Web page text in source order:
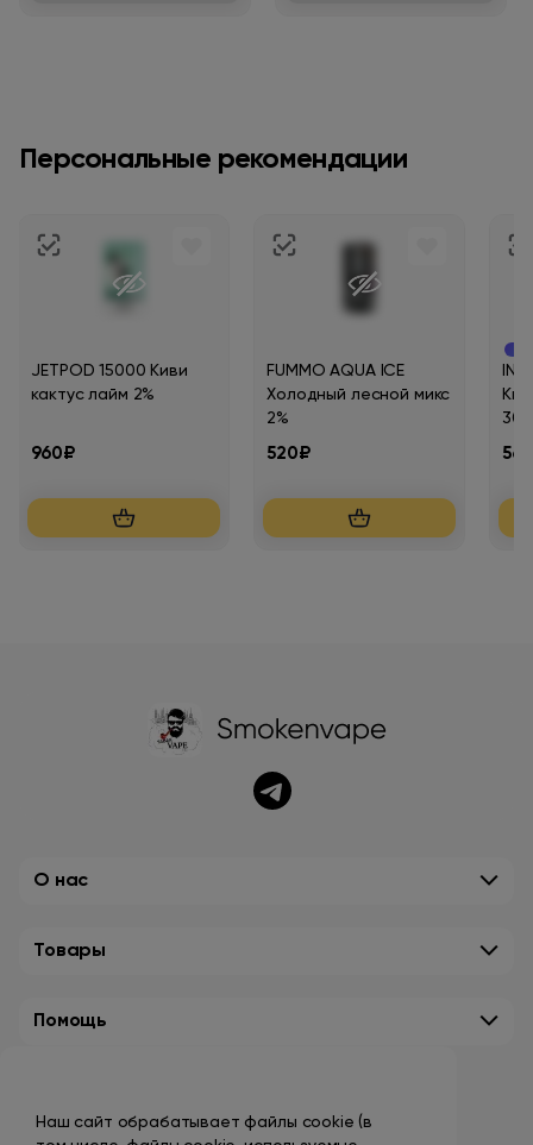
Наш сайт обрабатывает файлы cookie (в
Персональные рекомендации
JETPOD 15000 Киви
кактус лайм 2%
960₽
FUMMO AQUA ICE
Холодный лесной микс
2%
520₽
О нас
Товары
Помощь
+7 (495) 149-10-99